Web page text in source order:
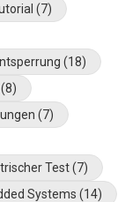
(7)
(18)
(8)
(7)
Test(7)
Systems (14)